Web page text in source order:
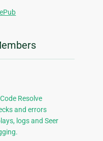
ePub
Resolve
and errors
logs and Seer